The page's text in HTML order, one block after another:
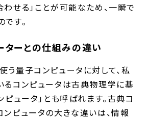
せる」ことが可能なため、一瞬で
す。
ターとの仕組みの違い
う量子コンピュータに対して、私
るコンピュータは古典物理学に基
ピュータ」とも呼ばれます。古典コ
ピュータの大きな違いは、情報